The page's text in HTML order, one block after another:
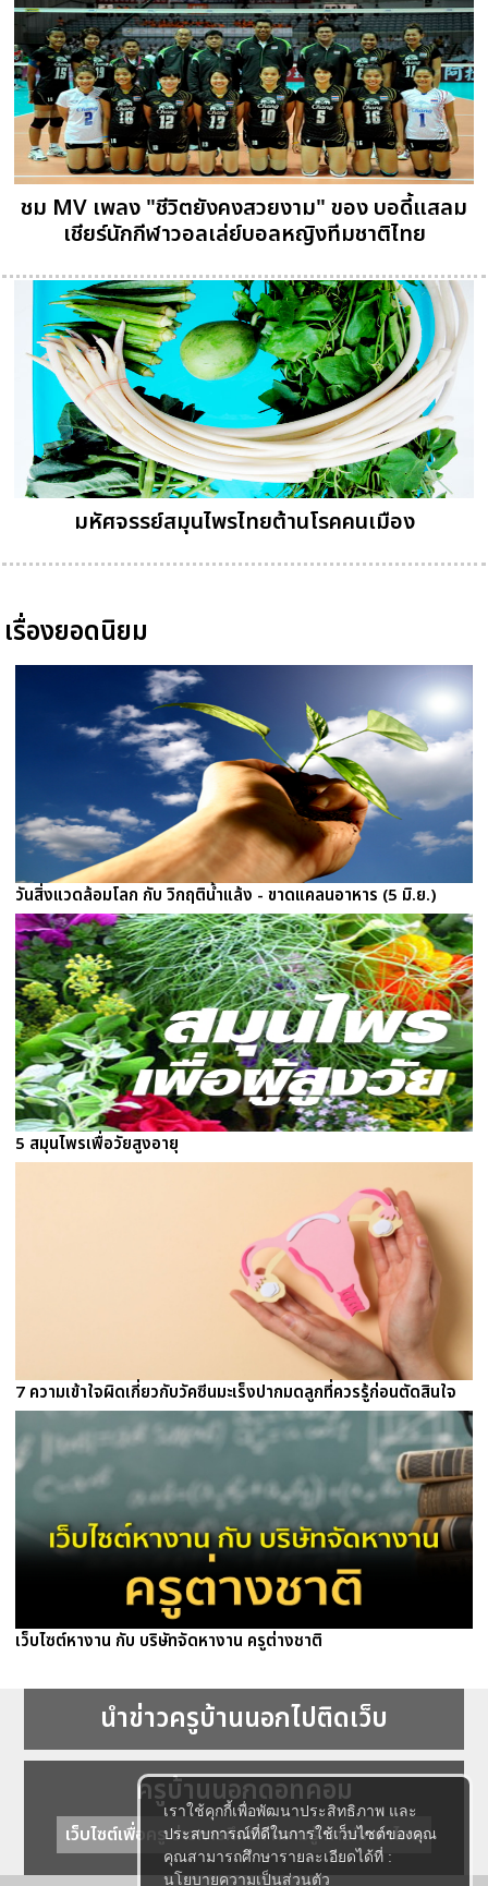
เราใช้คุกกี้เพื่อพัฒนาประสิทธิภาพ และ
ประสบการณ์ที่ดีในการใช้เว็บไซต์ของคุณ
คุณสามารถศึกษารายละเอียดได้ที่ :
นโยบายความเป็นส่วนตัว
ชม MV เพลง "ชีวิตยังคงสวยงาม" ของ บอดี้แสลม
เชียร์นักกีฬาวอลเล่ย์บอลหญิงทีมชาติไทย
มหัศจรรย์สมุนไพรไทยต้านโรคคนเมือง
เรื่องยอดนิยม
วันสิ่งแวดล้อมโลก กับ วิกฤติน้ำแล้ง - ขาดแคลนอาหาร (5 มิ.ย.)
5 สมุนไพรเพื่อวัยสูงอายุ
7 ความเข้าใจผิดเกี่ยวกับวัคซีนมะเร็งปากมดลูกที่ควรรู้ก่อนตัดสินใจ
เว็บไซต์หางาน กับ บริษัทจัดหางาน ครูต่างชาติ
นำข่าวครูบ้านนอกไปติดเว็บ
ครูบ้านนอกดอทคอม
เว็บไซต์เพื่อครู ข่าวการศึกษา ความรู้ การศึกษาไทย